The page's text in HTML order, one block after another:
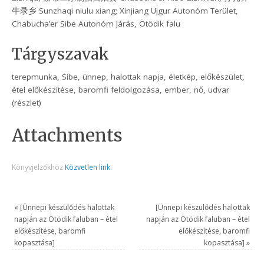
牛录乡 Sunzhaqi niulu xiang; Xinjiang Ujgur Autonóm Terület,
Chabucha’er Sibe Autonóm Járás, Ötödik falu
Tárgyszavak
terepmunka, Sibe, ünnep, halottak napja, életkép, előkészület,
étel előkészítése, baromfi feldolgozása, ember, nő, udvar
(részlet)
Attachments
Könyvjelzőkhöz Közvetlen link.
« [Ünnepi készülődés halottak
napján az Ötödik faluban – étel
előkészítése, baromfi
kopasztása]
[Ünnepi készülődés halottak
napján az Ötödik faluban – étel
előkészítése, baromfi
kopasztása] »